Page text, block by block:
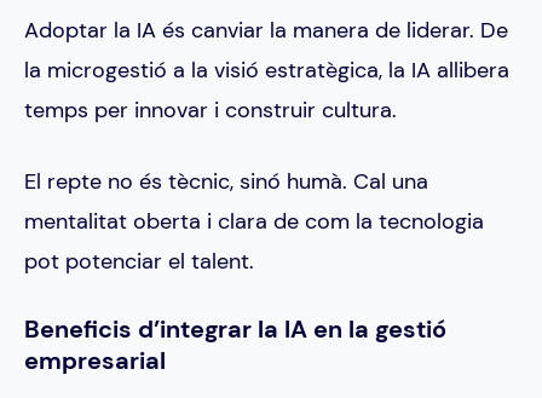
Adoptar la IA és canviar la manera de liderar. De
la microgestió a la visió estratègica, la IA allibera
temps per innovar i construir cultura.
El repte no és tècnic, sinó humà. Cal una
mentalitat oberta i clara de com la tecnologia
pot potenciar el talent.
Beneficis d’integrar la IA en la gestió
empresarial